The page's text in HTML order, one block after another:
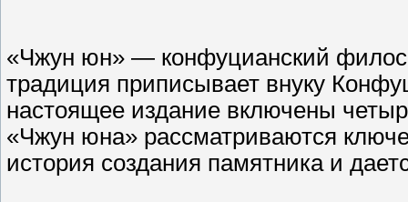
«Чжун юн» — конфуцианский
традиция приписывает внуку
настоящее издание включены
«Чжун юна» рассматриваются
история создания памятника и